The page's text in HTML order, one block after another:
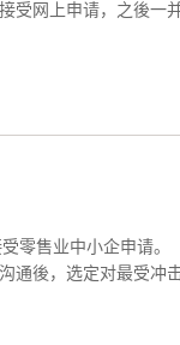
受网上申请，之後一
零售业中小企申请。
通後，选定对最受冲